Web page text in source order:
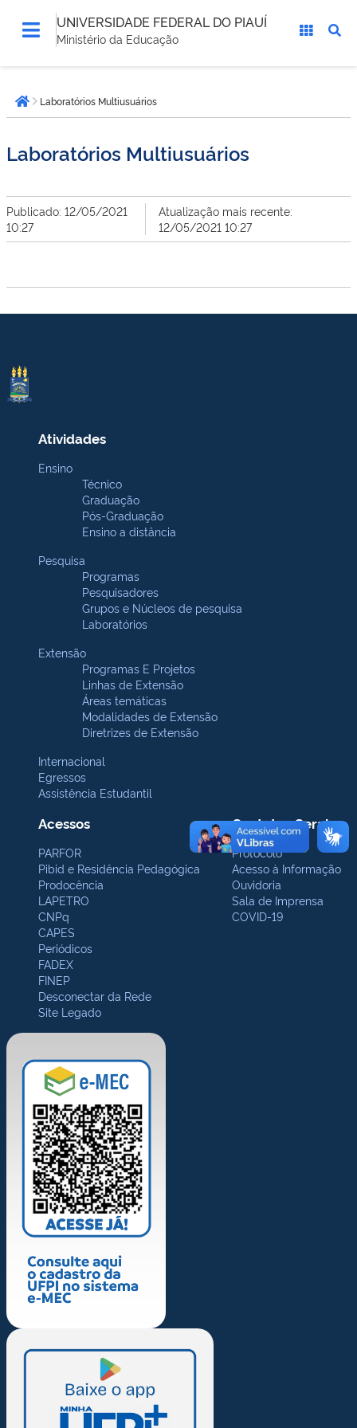
UNIVERSIDADE FEDERAL DO PIAUÍ
Ministério da Educação
está
aqui:Página inicial
Laboratórios Multiusuários
Laboratórios Multiusuários
Publicado: 12/05/2021
10:27
Atualização mais recente:
12/05/2021 10:27
Atividades
Ensino
Técnico
Graduação
Pós-Graduação
Ensino a distância
Pesquisa
Programas
Pesquisadores
Grupos e Núcleos de pesquisa
Laboratórios
Extensão
Programas E Projetos
Linhas de Extensão
Áreas temáticas
Modalidades de Extensão
Diretrizes de Extensão
Internacional
Egressos
Assistência Estudantil
Acessos
PARFOR
Pibid e Residência Pedagógica
Prodocência
LAPETRO
CNPq
CAPES
Periódicos
FADEX
FINEP
Desconectar da Rede
Site Legado
Contatos Gerais
Protocolo
Acesso à Informação
Ouvidoria
Sala de Imprensa
COVID-19